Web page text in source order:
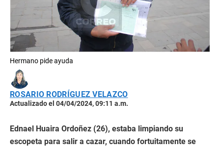
Hermano pide ayuda
ROSARIO RODRÍGUEZ VELAZCO
Actualizado el 04/04/2024, 09:11 a.m.
Ednael Huaira Ordoñez (26), estaba limpiando su
escopeta para salir a cazar, cuando fortuitamente se